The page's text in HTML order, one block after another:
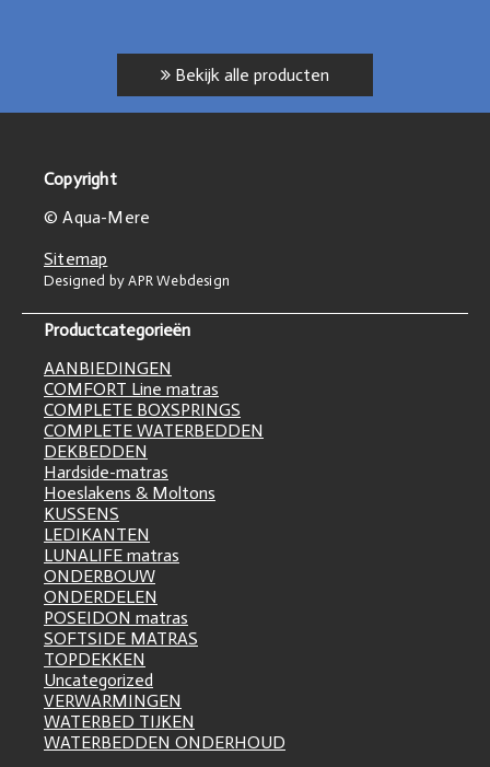
Bekijk alle producten
Copyright
© Aqua-Mere
Sitemap
Designed by APR Webdesign
Productcategorieën
AANBIEDINGEN
COMFORT Line matras
COMPLETE BOXSPRINGS
COMPLETE WATERBEDDEN
DEKBEDDEN
Hardside-matras
Hoeslakens & Moltons
KUSSENS
LEDIKANTEN
LUNALIFE matras
ONDERBOUW
ONDERDELEN
POSEIDON matras
SOFTSIDE MATRAS
TOPDEKKEN
Uncategorized
VERWARMINGEN
WATERBED TIJKEN
WATERBEDDEN ONDERHOUD